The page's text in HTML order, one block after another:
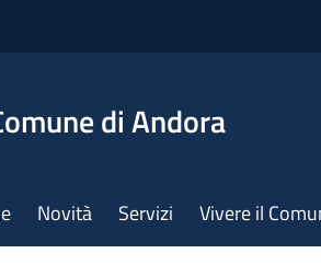
di Andora
Novità Servizi Vivere il